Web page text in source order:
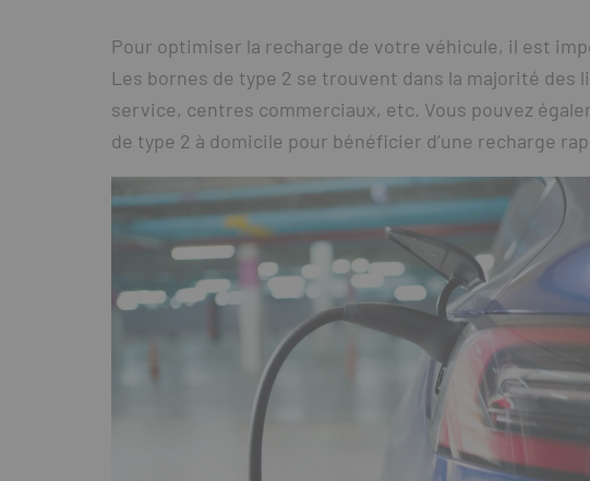
Pour optimiser la recharge de votre véhicule, il est
Les bornes de type 2 se trouvent dans la majorité
service, centres commerciaux, etc. Vous pouvez
de type 2 à domicile pour bénéficier d’une recharge